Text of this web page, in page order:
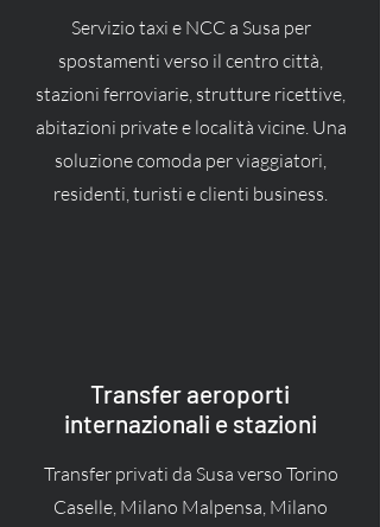
Servizio taxi e NCC a Susa per
spostamenti verso il centro città,
stazioni ferroviarie, strutture ricettive,
abitazioni private e località vicine. Una
soluzione comoda per viaggiatori,
residenti, turisti e clienti business.
Transfer aeroporti
internazionali e stazioni
Transfer privati da Susa verso Torino
Caselle, Milano Malpensa, Milano